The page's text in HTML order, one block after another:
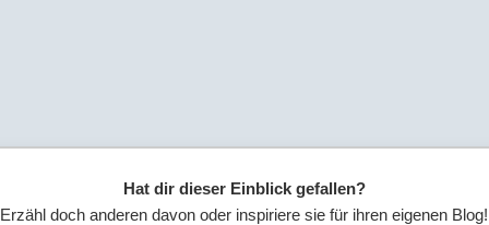
Hat dir dieser Einblick gefallen?
Erzähl doch anderen davon oder inspiriere sie für ihren eigenen Blog!